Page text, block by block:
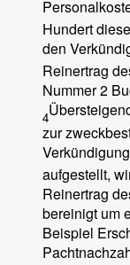
Hundert
den
Reinertrag
Nummer 2
4
zur
aufgestellt,
Reinertrag
bereinigt um
Beispiel